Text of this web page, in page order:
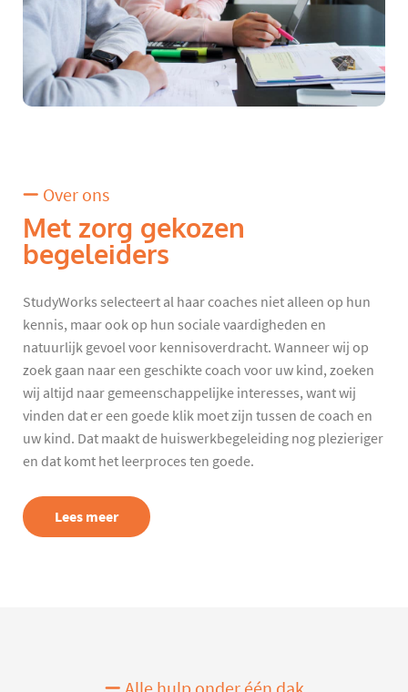
Over ons
Met zorg gekozen
begeleiders
StudyWorks selecteert al haar coaches niet alleen op hun
kennis, maar ook op hun sociale vaardigheden en
natuurlijk gevoel voor kennisoverdracht. Wanneer wij op
zoek gaan naar een geschikte coach voor uw kind, zoeken
wij altijd naar gemeenschappelijke interesses, want wij
vinden dat er een goede klik moet zijn tussen de coach en
uw kind. Dat maakt de huiswerkbegeleiding nog plezieriger
en dat komt het leerproces ten goede.
Lees meer